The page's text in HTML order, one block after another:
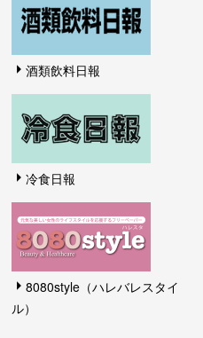
酒類飲料日報
冷食日報
8080style（ハレバレスタイ
ル）